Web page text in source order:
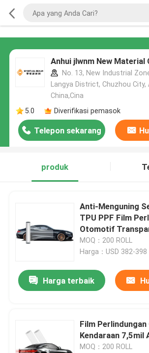
Anhui jlwnm New Material
No. 13, New Industrial
Langya District, Chuzhou City,
China,Cina
5.0
Diverifikasi pemasok
Telepon sekarang
produk
Anti-Menguning
TPU PPF Film
Otomotif
MOQ：200 ROLL
Harga：USD 382-398
Harga terbaik
Film Perlindungan
Kendaraan 7,5mil
MOQ：200 ROLL